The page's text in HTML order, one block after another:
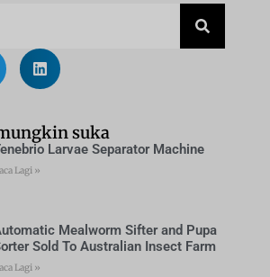
suka
Larvae Separator Machine
Lagi »
Mealworm Sifter and Pupa
Sold To Australian Insect Farm
Lagi »